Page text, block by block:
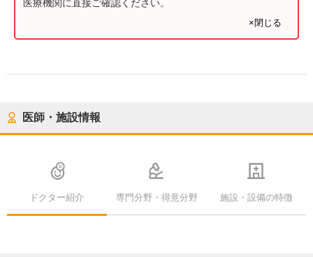
医療機関に直接ご確認ください。
×閉じる
医師・施設情報
ドクター紹介 専門分野・得意分野 施設・設備の特徴